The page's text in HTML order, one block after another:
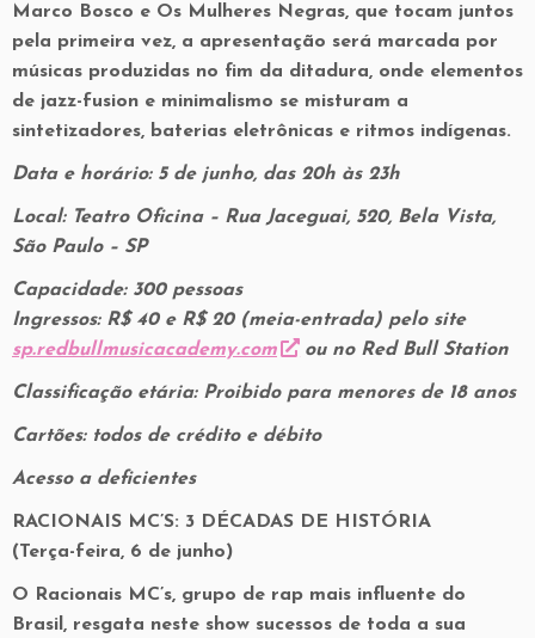
Marco Bosco e Os Mulheres Negras, que tocam juntos
pela primeira vez, a apresentação será marcada por
músicas produzidas no fim da ditadura, onde elementos
de jazz-fusion e minimalismo se misturam a
sintetizadores, baterias eletrônicas e ritmos indígenas.
Data e horário: 5 de junho, das 20h às 23h
Local: Teatro Oficina – Rua Jaceguai, 520, Bela Vista,
São Paulo – SP
Capacidade: 300 pessoas
Ingressos: R$ 40 e R$ 20 (meia-entrada) pelo site
sp.redbullmusicacademy.com
ou no Red Bull Station
Classificação etária: Proibido para menores de 18 anos
Cartões: todos de crédito e débito
Acesso a deficientes
RACIONAIS MC’S: 3 DÉCADAS DE HISTÓRIA
(Terça-feira, 6 de junho)
O Racionais MC’s, grupo de rap mais influente do
Brasil, resgata neste show sucessos de toda a sua